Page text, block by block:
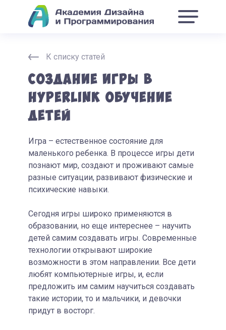
К списку статей
Создание игры в
HYPERLINK обучение
детей
Игра – естественное состояние для
маленького ребенка. В процессе игры дети
познают мир, создают и проживают самые
разные ситуации, развивают физические и
психические навыки.
Сегодня игры широко применяются в
образовании, но еще интереснее – научить
детей самим создавать игры. Современные
технологии открывают широкие
возможности в этом направлении. Все дети
любят компьютерные игры, и, если
предложить им самим научиться создавать
такие истории, то и мальчики, и девочки
придут в восторг.